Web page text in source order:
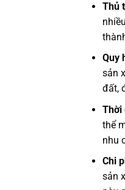
Thủ
Quy
sản
đất,
Thời
thể
nhu
Chi
sản